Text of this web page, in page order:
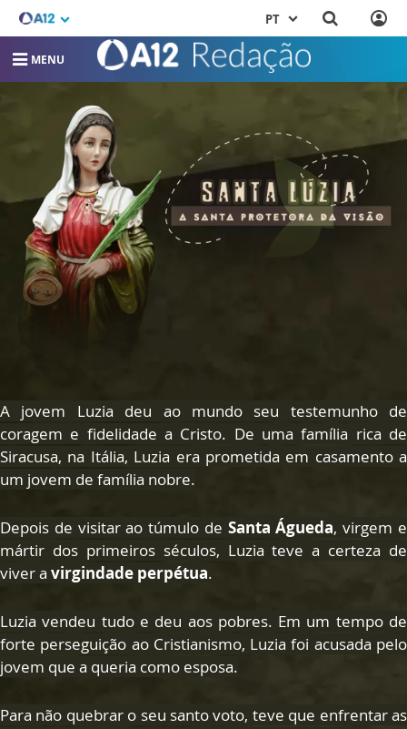
PT
MENU
A jovem Luzia deu ao mundo seu testemunho de
coragem e fidelidade a Cristo. De uma família rica de
Siracusa, na Itália, Luzia era prometida em casamento a
um jovem de família nobre.
Depois de visitar ao túmulo de Santa Águeda, virgem e
mártir dos primeiros séculos, Luzia teve a certeza de
viver a virgindade perpétua.
Luzia vendeu tudo e deu aos pobres. Em um tempo de
forte perseguição ao Cristianismo, Luzia foi acusada pelo
jovem que a queria como esposa.
Para não quebrar o seu santo voto, teve que enfrentar as